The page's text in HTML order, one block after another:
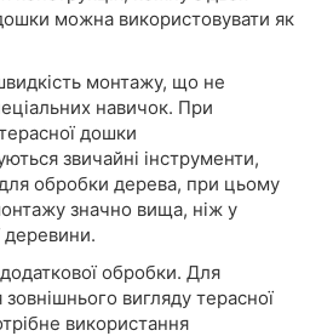
можна використовувати як
монтажу, що не
навичок. При
дошки
звичайні інструменти,
обробки дерева, при цьому
значно вища, ніж у
деревини.
додаткової обробки. Для
вигляду терасної
використання